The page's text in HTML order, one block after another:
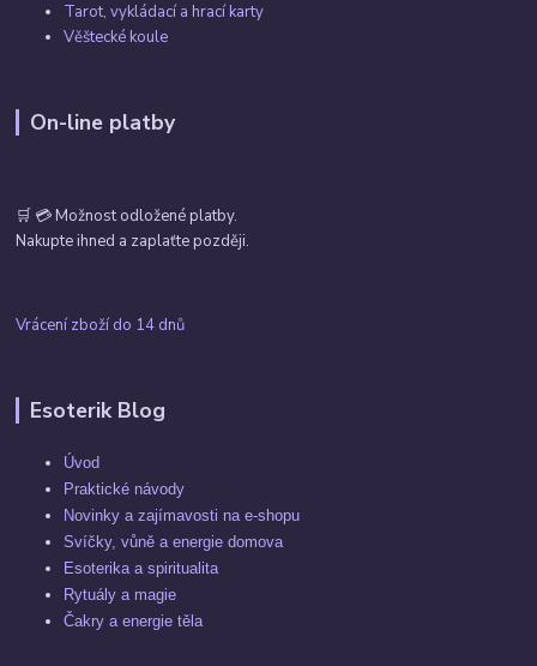
Tarot, vykládací a hrací karty
Věštecké koule
On-line platby
🛒 💳 Možnost odložené platby.
Nakupte ihned a zaplaťte později.
Vrácení zboží do 14 dnů
Esoterik Blog
Úvod
Praktické návody
Novinky a zajímavosti na e-shopu
Svíčky, vůně a energie domova
Esoterika a spiritualita
Rytuály a magie
Čakry a energie těla